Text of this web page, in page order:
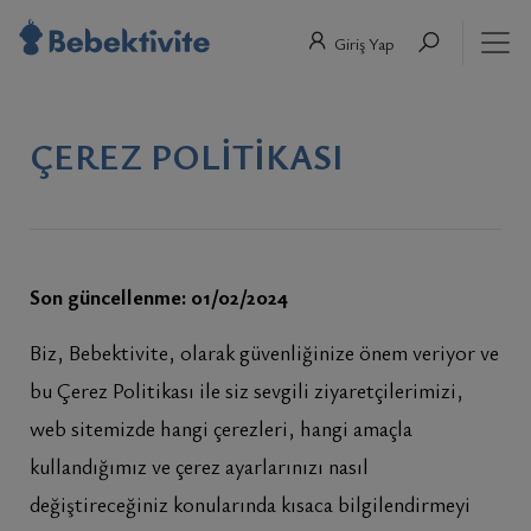
Giriş Yap
ÇEREZ POLITIKASI
Son güncellenme: 01/02/2024
Biz, Bebektivite, olarak güvenliğinize önem veriyor ve
bu Çerez Politikası ile siz sevgili ziyaretçilerimizi,
web sitemizde hangi çerezleri, hangi amaçla
kullandığımız ve çerez ayarlarınızı nasıl
değiştireceğiniz konularında kısaca bilgilendirmeyi